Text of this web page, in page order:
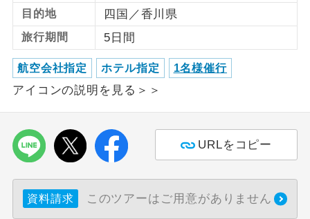
目的地 四国／香川県
旅行期間 5日間
航空会社指定 ホテル指定 1名様催行
アイコンの説明を見る＞＞
URLをコピー
資料請求 このツアーはご用意がありません
航空会社指定
利用航空会社が指定なので、ご出発の計
画にとても便利です。
ホテル指定
ご紹介するホテルを指定したコースで
す。
おひとり様バ
おひとり様でバス席を2席利⽤できま
す。